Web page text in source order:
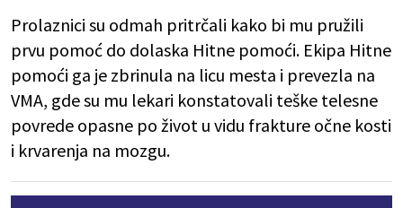
Prolaznici su odmah pritrčali kako bi mu pružili
prvu pomoć do dolaska Hitne pomoći. Ekipa Hitne
pomoći ga je zbrinula na licu mesta i prevezla na
VMA, gde su mu lekari konstatovali teške telesne
povrede opasne po život u vidu frakture očne kosti
i krvarenja na mozgu.